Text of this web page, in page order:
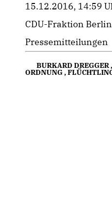
15.12.2016, 14:59
CDU-Fraktion Berlin
Pressemitteilungen
BURKARD DREGGER
ORDNUNG,